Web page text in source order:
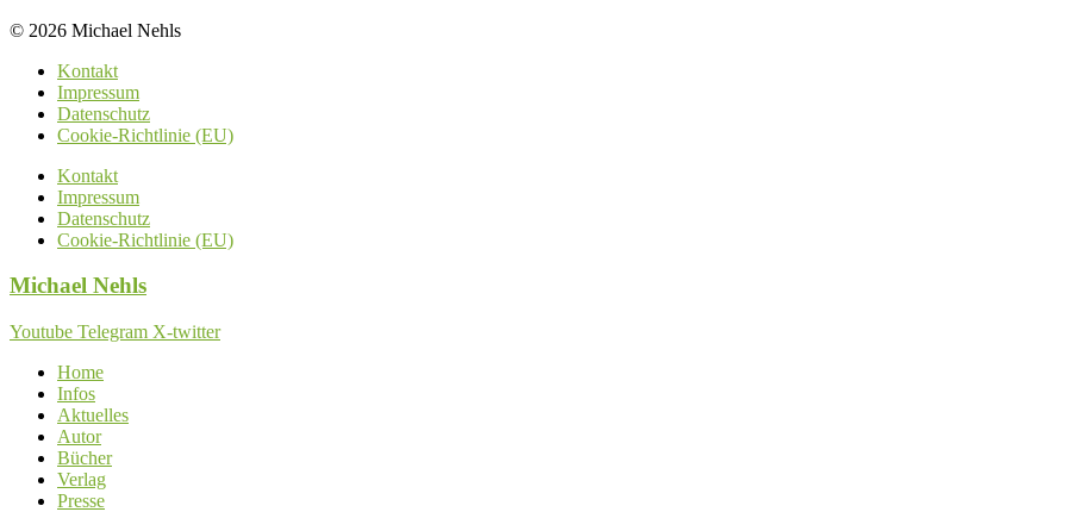
© 2026 Michael Nehls
Kontakt
Impressum
Datenschutz
Cookie-Richtlinie (EU)
Kontakt
Impressum
Datenschutz
Cookie-Richtlinie (EU)
Michael Nehls
Youtube Telegram X-twitter
Home
Infos
Aktuelles
Autor
Bücher
Verlag
Presse